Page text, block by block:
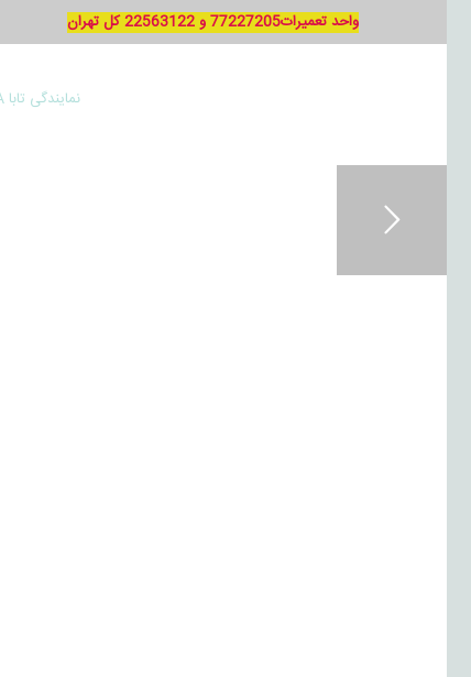
واحد تعمیرات77227205 و 22563122 کل تهران
نمایندگی تابا TABA